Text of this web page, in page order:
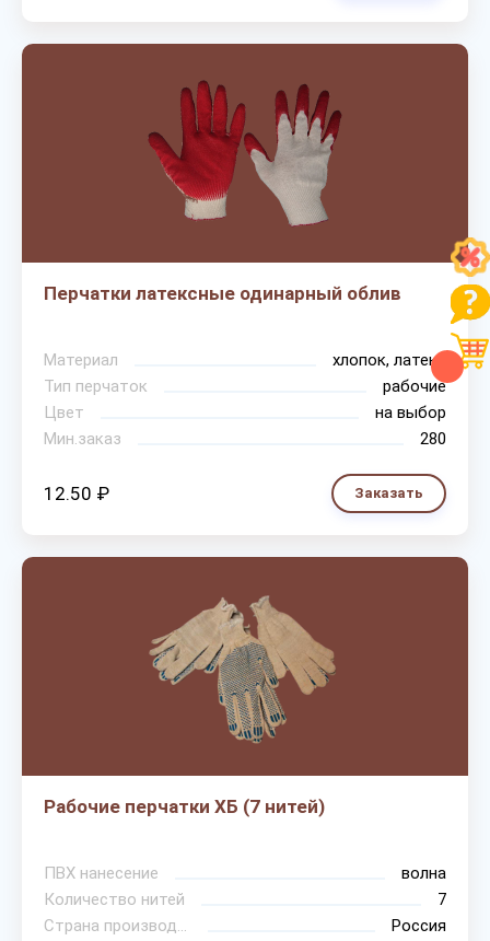
Перчатки латексные одинарный облив
Материал
хлопок, латекс
Тип перчаток
рабочие
Цвет
на выбор
Мин.заказ
280
12.50 ₽ Заказать
Рабочие перчатки ХБ (7 нитей)
ПВХ нанесение
волна
Количество нитей
7
Страна производитель
Россия